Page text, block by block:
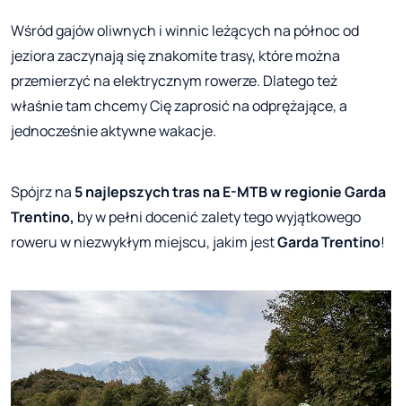
Wśród gajów oliwnych i winnic leżących na północ od
jeziora zaczynają się znakomite trasy, które można
przemierzyć na elektrycznym rowerze. Dlatego też
właśnie tam chcemy Cię zaprosić na odprężające, a
jednocześnie aktywne wakacje.
Spójrz na 5 najlepszych tras na E-MTB w regionie Garda
Trentino, by w pełni docenić zalety tego wyjątkowego
roweru w niezwykłym miejscu, jakim jestGarda Trentino!